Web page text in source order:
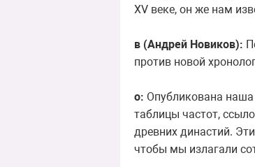
XV веке, он же нам
в (Андрей Новиков):
против новой
о: Опубликована
таблицы частот,
древних династий.
чтобы мы излагали